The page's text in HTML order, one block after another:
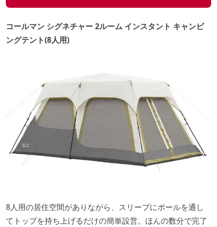
コールマン シグネチャー 2ルーム インスタント キャンピ
ングテント(8人用)
8人用の居住空間がありながら、スリーブにポールを通し
てトップを持ち上げるだけの簡単設営。ほんの数分で完了